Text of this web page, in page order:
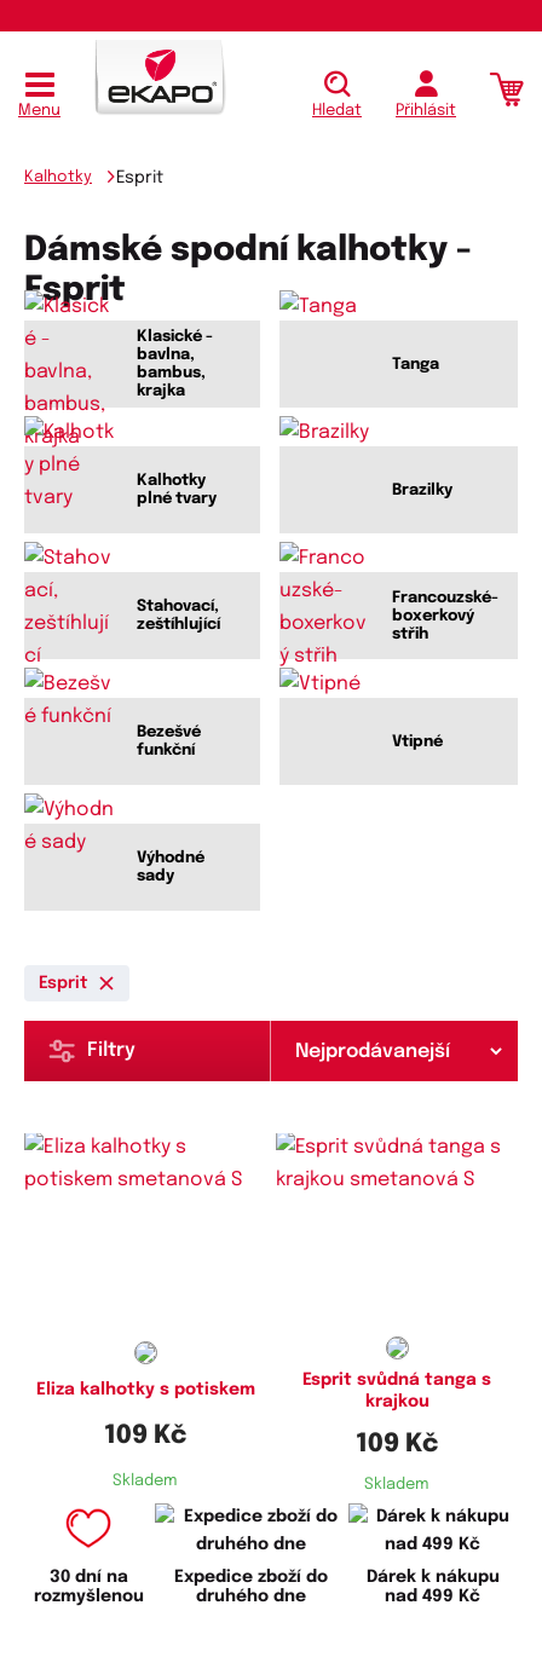
Menu Hledat Přihlásit
Kalhotky Esprit
Dámské spodní kalhotky -
Esprit
Klasické -
bavlna,
bambus,
krajka
Tanga
Kalhotky
plné tvary
Brazilky
Stahovací,
zeštíhlující
Francouzské-
boxerkový
střih
Bezešvé
funkční
Vtipné
Výhodné
sady
Esprit
Filtry
Eliza kalhotky s potiskem
109 Kč
Skladem
Esprit svůdná tanga s
krajkou
109 Kč
Skladem
30 dní na
rozmyšlenou
Expedice zboží do
druhého dne
Dárek k nákupu
nad 499 Kč